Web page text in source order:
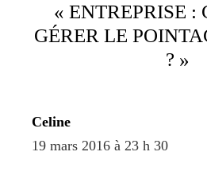
« ENTREPRISE :
GÉRER LE
? »
Celine
19 mars 2016 à 23 h 30